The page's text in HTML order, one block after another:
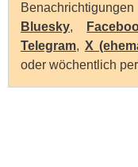
Bluesky,
Telegram, X
oder wöchentlich per